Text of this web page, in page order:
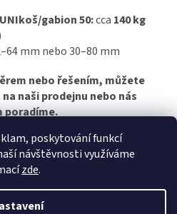
poskytování funkcí
návštěvnosti využíváme
zde.
gabion 50:cca 140 kg
mm nebo 30–80 mm
nebo řešením, můžete
naši prodejnu nebo nás
poradíme.